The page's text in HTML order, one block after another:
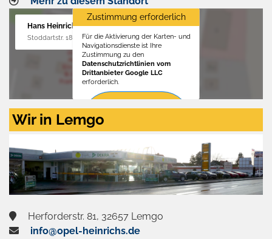
Hans Heinrichs GmbH
Stoddartstr. 18, 32758 Detmold
Zustimmung erforderlich
Für die Aktivierung der Karten- und
Navigationsdienste ist Ihre
Zustimmung zu den
Datenschutzrichtlinien vom
Drittanbieter Google LLC
erforderlich.
Zustimmen
aktivieren
Wir in Lemgo
Herforderstr. 81, 32657 Lemgo
info@opel-heinrichs.de